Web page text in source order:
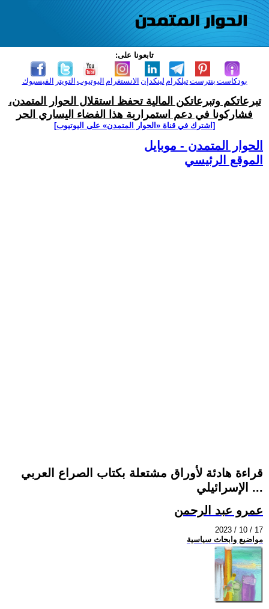
تابعونا على:
الفيسبوك التويتر اليوتيوب الانستغرام لينكدإن تيلكرامبنترست بودكاست
تبرعاتكم وتبرعاتكن المالية تحفظ استقلال الحوار المتمدن،
فشاركونا في دعم استمرارية هذا الفضاء اليساري الحر
[اشترك في قناة ‫«الحوار المتمدن» على اليوتيوب]
الحوار المتمدن - موبايل
الموقع الرئيسي
قراءة هادئة لأوراق مشتعلة بكتاب الصراع العربي
الإسرائيلي ...
عمرو عبد الرحمن
2023 / 10 / 17
مواضيع وابحاث سياسية